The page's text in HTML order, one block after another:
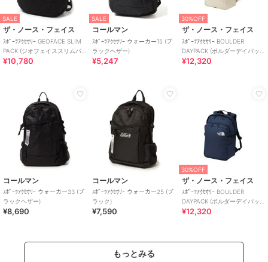
SALE
ザ・ノース・フェイス
ｽﾎﾟｰﾂｱｸｾｻﾘｰ GEOFACE SLIM
PACK (ジオフェイススリムパ
ック)
¥10,780
SALE
コールマン
ｽﾎﾟｰﾂｱｸｾｻﾘｰ ウォーカー15 (ブ
ラックヘザー)
¥5,247
30%OFF
ザ・ノース・フェイス
ｽﾎﾟｰﾂｱｸｾｻﾘｰ BOULDER
DAYPACK (ボルダーデイパッ
ク)
¥12,320
コールマン
ｽﾎﾟｰﾂｱｸｾｻﾘｰ ウォーカー33 (ブ
ラックヘザー)
¥8,690
コールマン
ｽﾎﾟｰﾂｱｸｾｻﾘｰ ウォーカー25 (ブ
ラック)
¥7,590
30%OFF
ザ・ノース・フェイス
ｽﾎﾟｰﾂｱｸｾｻﾘｰ BOULDER
DAYPACK (ボルダーデイパッ
ク)
¥12,320
もっとみる